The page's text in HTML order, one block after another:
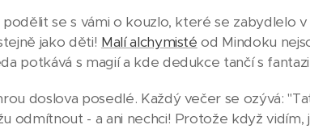
se s vámi o kouzlo, které se zabydlelo
jako děti! Malí alchymisté od Mindoku
potkává s magií a kde dedukce tančí s
doslova posedlé. Každý večer se ozývá:
odmítnout - a ani nechci! Protože když vidím,